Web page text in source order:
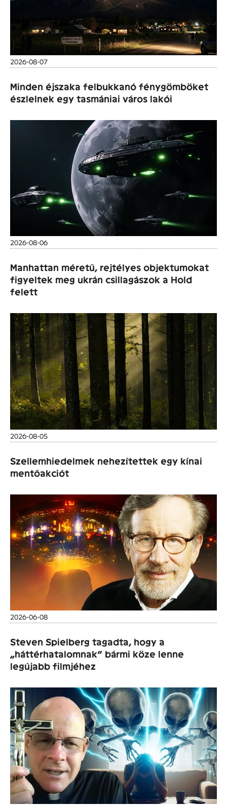
2026-08-07
Minden éjszaka felbukkanó fénygömböket
észlelnek egy tasmániai város lakói
2026-08-06
Manhattan méretű, rejtélyes objektumokat
figyeltek meg ukrán csillagászok a Hold
felett
2026-08-05
Szellemhiedelmek nehezítettek egy kínai
mentőakciót
2026-06-08
Steven Spielberg tagadta, hogy a
„háttérhatalomnak” bármi köze lenne
legújabb filmjéhez